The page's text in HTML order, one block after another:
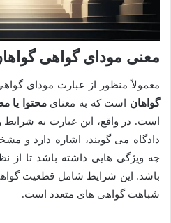
معنی مودای گواهی
معمولاً منظور از عبارت مودای
گواهان است که به معنایمحتوا یا
است. در واقع، این عبارت به شرایط و
دادگاه می گویند، اشاره دارد و
چه ویژگی هایی داشته باشد تا از
باشد. این شرایط شامل قطعیت
شباهت گواهی های متعدد است.